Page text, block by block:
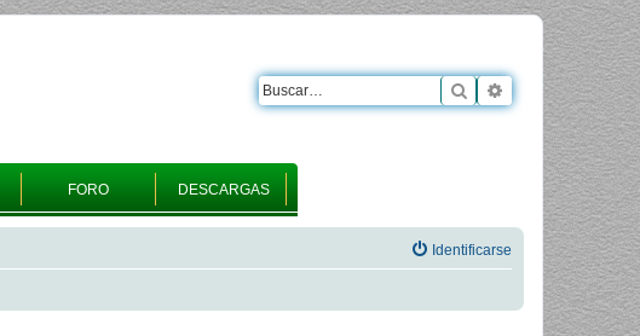
FORO DESCARGAS
Buscar Búsqueda
Identificarse